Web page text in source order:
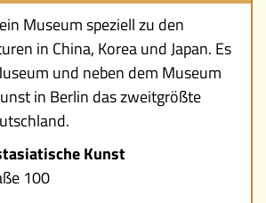
Wissensbox
Karte
Quiz
Memospiel
Videos
Museum speziell zu den
in China, Korea und Japan. Es
und neben dem Museum
in Berlin das zweitgrößte
Kunst
100